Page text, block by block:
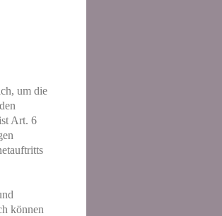
um die
Art. 6
können